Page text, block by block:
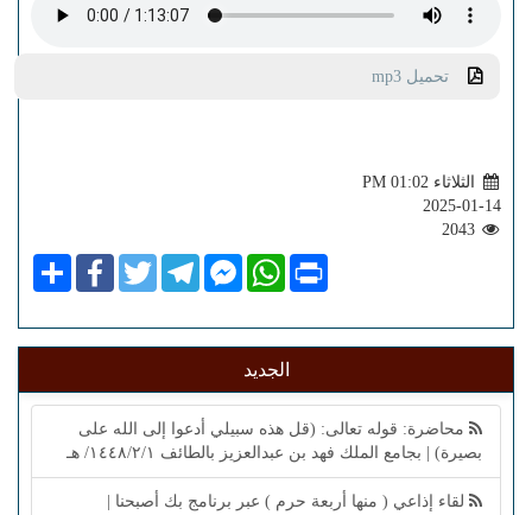
تحميل mp3
الثلاثاء PM 01:02
2025-01-14
ShareFacebookTwitterTelegramFacebook
Messenger
WhatsApp Print
الجديد
محاضرة: قوله تعالى: (قل هذه سبيلي أدعوا إلى الله على
بصيرة) | بجامع الملك فهد بن عبدالعزيز بالطائف ١٤٤٨/٢/١/ هـ
لقاء إذاعي ( منها أربعة حرم ) عبر برنامج بك أصبحنا |